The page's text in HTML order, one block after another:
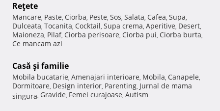
Reţete
Mancare, Paste, Ciorba, Peste, Sos, Salata, Cafea, Supa,
Dulceata, Tocanita, Cocktail, Supa crema, Aperitive, Desert,
Maioneza, Pilaf, Ciorba perisoare, Ciorba pui, Ciorba burta,
Ce mancam azi
Casă şi familie
Mobila bucatarie, Amenajari interioare, Mobila, Canapele,
Dormitoare, Design interior, Parenting, Jurnal de mama
singura, Gravide, Femei curajoase, Autism